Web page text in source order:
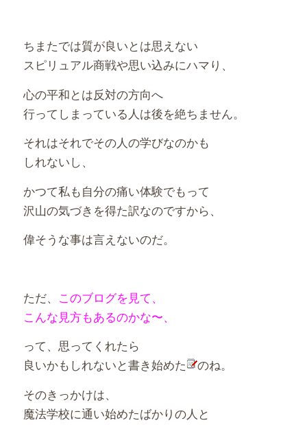
ちまたでは質が良いとは思えない
スピリュアル商戦や思い込みにハマり、
心の平和とは反対の方向へ
行ってしまっている人は後を絶ちません。
それはそれでその人の学びなのかも
しれないし、
かつて私も自分の痛い体験でもって
沢山の気づきを得た訳なのですから、
偉そうな事は言えないのだ。
ただ、 このブログを見て、
こんな見方もあるのかな〜、
って、思ってくれたら
良いかもしれないと書き始めた
のね。
そのきっかけは、
魔法学校に通い始めたばかりの人と